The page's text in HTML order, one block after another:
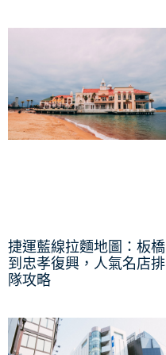
捷運藍線拉麵地圖：板橋
到忠孝復興，人氣名店排
隊攻略